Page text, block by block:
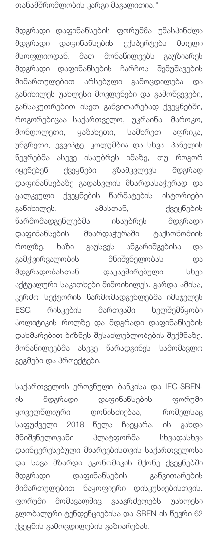
თანამშრომლობის კარგი მაგალითია."
მდგრადი დაფინანსების ფორუმმა უმასპინძლა
მდგრადი დაფინანსების ექსპერტებს მთელი
მსოფლიოდან. მათ მონაწილეებს გაუზიარეს
მდგრადი დაფინანსების ჩარჩოს შემუშავების
მიმართულებით არსებული გამოცდილება და
განიხილეს უახლესი მოვლენები და გამოწვევები,
განსაკუთრებით ისეთ განვითარებად ქვეყნებში,
როგორებიცაა საქართველო, უკრაინა, მაროკო,
მონღოლეთი, ყაზახეთი, სამხრეთ აფრიკა,
უნგრეთი, ეგვიპტე, კოლუმბია და სხვა. პანელის
წევრებმა ასევე ისაუბრეს იმაზე, თუ როგორ
იყენებენ ქვეყნები გზამკვლევს მდგრად
დაფინანსებაზე გადასვლის მხარდასაჭერად და
ცალკეული ქვეყნების წარმატების ისტორიები
განიხილეს. ამასთან, ქვეყნების
წარმომადგენლებმა ისაუბრეს მდგრადი
დაფინანსების მხარდაჭერაში ტაქსონომიის
როლზე, ხაზი გაუსვეს ანგარიშგებისა და
გამჭვირვალობის მნიშვნელობას და
მდგრადობასთან დაკავშირებული სხვა
აქტუალური საკითხები მიმოიხილეს. გარდა ამისა,
კერძო სექტორის წარმომადგენლებმა იმსჯელეს
ESG რისკების მართვაში ხელშემწყობი
პოლიტიკის როლზე და მდგრადი დაფინანსების
დახმარებით ბიზნეს შესაძლებლობების შექმნაზე.
მონაწილეებმა ასევე წარადგინეს სამომავლო
გეგმები და პროექტები.
საქართველოს ეროვნული ბანკისა და IFC-SBFN-
ის მდგრადი დაფინანსების ფორუმი
ყოველწლიური ღონისძიებაა, რომელსაც
საფუძველი 2018 წელს ჩაეყარა. ის გახდა
მნიშვნელოვანი პლატფორმა სხვადასხვა
დაინტერესებული მხარეებისთვის საქართველოსა
და სხვა მზარდი ეკონომიკის მქონე ქვეყნებში
მდგრადი დაფინანსების განვითარების
მიმართულებით ნაყოფიერი დისკუსიებისთვის.
ფორუმი მომავალშიც გააგრძელებს უახლესი
გლობალური ტენდენციებისა და SBFN-ის წევრი 62
ქვეყნის გამოცდილების გაზიარებას.